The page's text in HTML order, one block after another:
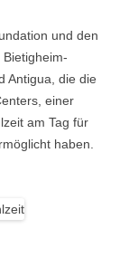
und den
Bietigheim-
Antigua, die die
einer
am Tag für
haben.